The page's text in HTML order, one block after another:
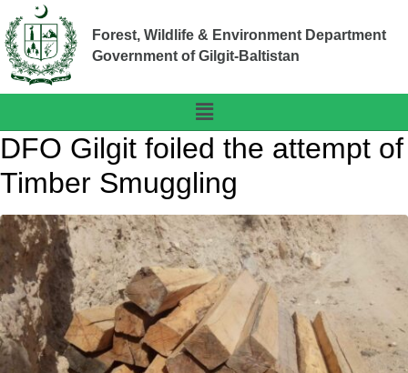
Forest, Wildlife & Environment Department
Government of Gilgit-Baltistan
DFO Gilgit foiled the attempt of
Timber Smuggling